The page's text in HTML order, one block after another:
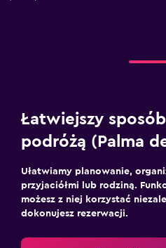
Łatwiejszy
podróżą (Palma
Ułatwiamy planowanie,
przyjaciółmi lub rodziną.
możesz z niej korzystać
dokonujesz rezerwacji.